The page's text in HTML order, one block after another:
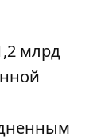
млрд